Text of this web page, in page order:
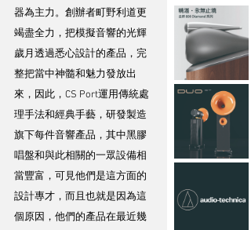
器為主力。創辦者町野利道更
竭盡全力，把模擬音響的光輝
歲月透過悉心設計的產品，完
整把當中神髓和魅力發放出
來，因此，CS Port運用傳統處
理手法和經典手藝，研發製造
旗下每件音響產品，其中黑膠
唱盤和與此相關的一眾設備相
當豐富，可見他們是這方面的
設計專才，而且也就是因為這
個原因，他們的產品在最近幾